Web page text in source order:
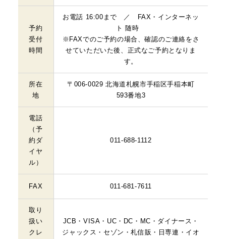
予約
受付
時間
お電話 16:00まで ／ FAX・インターネッ
ト 随時
※FAXでのご予約の場合、確認のご連絡をさ
せていただいた後、正式なご予約となりま
す。
所在
地
〒006-0029 北海道札幌市手稲区手稲本町
593番地3
電話
（予
約ダ
イヤ
ル）
011-688-1112
FAX 011-681-7611
取り
扱い
クレ
JCB・VISA・UC・DC・MC・ダイナース・
ジャックス・セゾン・札信販・日専連・イオ